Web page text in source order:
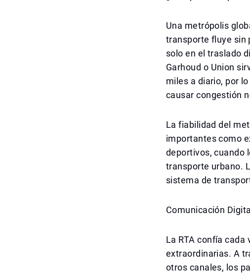
Una metrópolis
transporte fluye sin
solo en el traslado
Garhoud o Union
miles a diario, por
causar congestión
La fiabilidad del
importantes como
deportivos, cuando
transporte urbano.
sistema de
Comunicación
La RTA confía
extraordinarias. A
otros canales, los